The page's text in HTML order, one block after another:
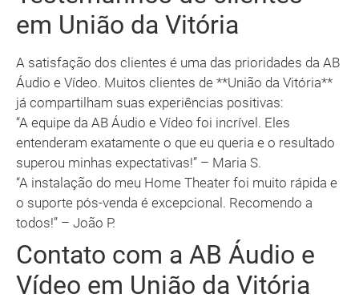
em União da Vitória
A satisfação dos clientes é uma das prioridades da AB
Áudio e Vídeo. Muitos clientes de **União da Vitória**
já compartilham suas experiências positivas:
“A equipe da AB Áudio e Vídeo foi incrível. Eles
entenderam exatamente o que eu queria e o resultado
superou minhas expectativas!” – Maria S.
“A instalação do meu Home Theater foi muito rápida e
o suporte pós-venda é excepcional. Recomendo a
todos!” – João P.
Contato com a AB Áudio e
Vídeo em União da Vitória